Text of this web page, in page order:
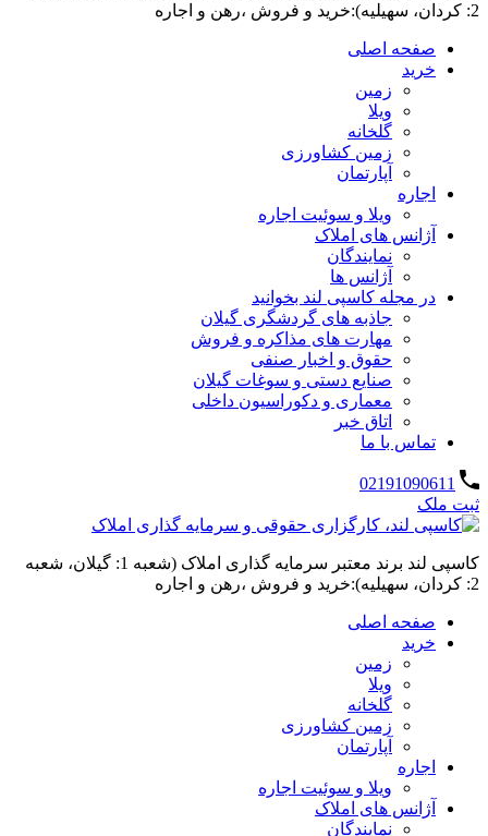
2: کردان، سهیلیه):خرید و فروش ،رهن و اجاره
صفحه اصلی
خرید
زمین
ویلا
گلخانه
زمین کشاورزی
آپارتمان
اجاره
ویلا و سوئیت اجاره
آژانس های املاک
نمایندگان
آژانس ها
در مجله کاسپی لند بخوانید
جاذبه های گردشگری گیلان
مهارت های مذاکره و فروش
حقوق و اخبار صنفی
صنایع دستی و سوغات گیلان
معماری و دکوراسیون داخلی
اتاق خبر
تماس با ما
02191090611
ثبت ملک
کاسپی لند برند معتبر سرمایه گذاری املاک (شعبه 1: گیلان، شعبه
2: کردان، سهیلیه):خرید و فروش ،رهن و اجاره
صفحه اصلی
خرید
زمین
ویلا
گلخانه
زمین کشاورزی
آپارتمان
اجاره
ویلا و سوئیت اجاره
آژانس های املاک
نمایندگان